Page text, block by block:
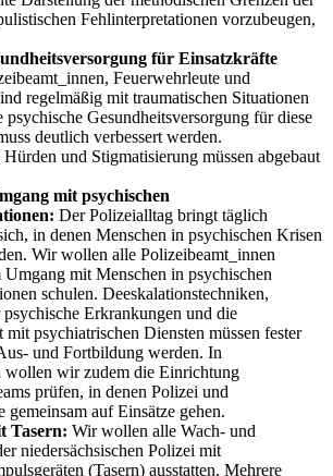
Fehlinterpretationen vorzubeugen,
für Einsatzkräfte
Feuerwehrleute und
regelmäßig mit traumatischen Situationen
Gesundheitsversorgung für diese
deutlich verbessert werden.
und Stigmatisierung müssen abgebaut
mit psychischen
Der Polizeialltag bringt täglich
in denen Menschen in psychischen Krisen
Wir wollen alle Polizeibeamt_innen
mit Menschen in psychischen
schulen. Deeskalationstechniken,
Erkrankungen und die
mit psychiatrischen Diensten müssen fester
und Fortbildung werden. In
wollen wir zudem die Einrichtung
prüfen, in denen Polizei und
gemeinsam auf Einsätze gehen.
Tasern: Wir wollen alle Wach- und
niedersächsischen Polizei mit
(Tasern) ausstatten. Mehrere